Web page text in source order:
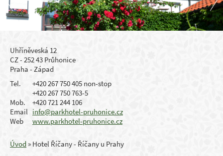
Uhříněveská 12
CZ - 252 43 Průhonice
Praha - Západ
Tel.
+420 267 750 405 non-stop
+420 267 750 763-5
Mob.
+420 721 244 106
Email info@parkhotel-pruhonice.cz
Web
www.parkhotel-pruhonice.cz
Úvod » Hotel Říčany - Říčany u Prahy